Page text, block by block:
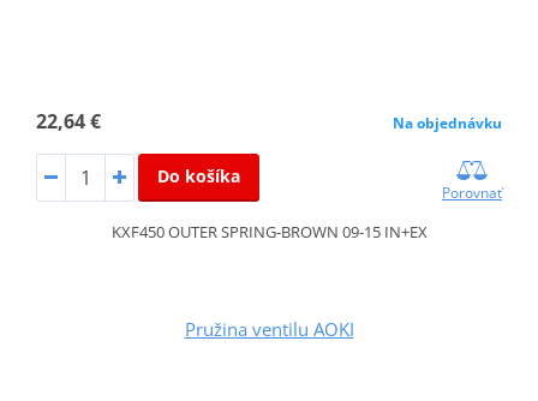
22,64 € Na objednávku
Do košíka
Porovnať
KXF450 OUTER SPRING-BROWN 09-15 IN+EX
Pružina ventilu AOKI